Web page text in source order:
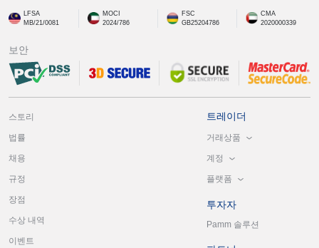
LFSA
MB/21/0081
MOCI
2024/786
FSC
GB25204786
CMA
2020000339
보안
스토리
법률
채용
규정
장점
수상 내역
이벤트
트레이더
거래상품
계정
플랫폼
투자자
Pamm 솔루션